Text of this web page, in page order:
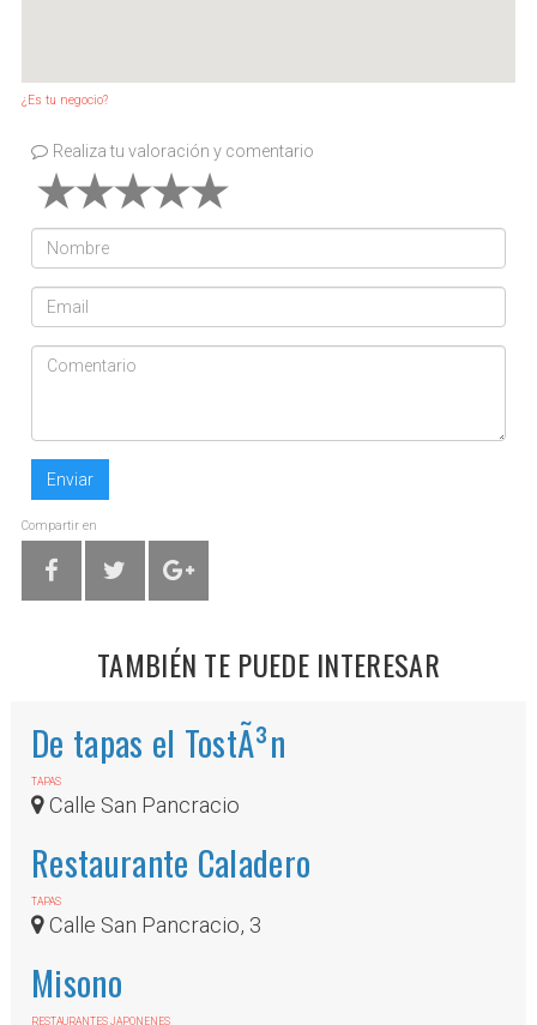
¿Es tu negocio?
Realiza tu valoración y comentario
Enviar
Compartir en
TAMBIÉN TE PUEDE INTERESAR
De tapas el TostÃ³n
TAPAS
Calle San Pancracio
Restaurante Caladero
TAPAS
Calle San Pancracio, 3
Misono
RESTAURANTES JAPONENES